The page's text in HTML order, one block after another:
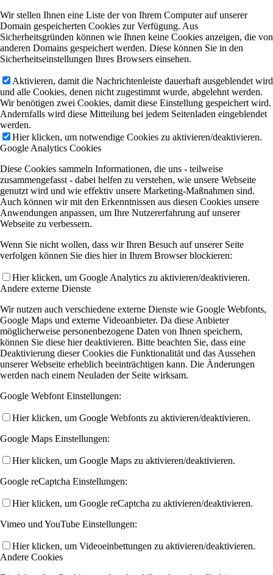
Wir stellen Ihnen eine Liste der von Ihrem Computer auf unserer
Domain gespeicherten Cookies zur Verfügung. Aus
Sicherheitsgründen können wie Ihnen keine Cookies anzeigen, die von
anderen Domains gespeichert werden. Diese können Sie in den
Sicherheitseinstellungen Ihres Browsers einsehen.
Aktivieren, damit die Nachrichtenleiste dauerhaft ausgeblendet wird
und alle Cookies, denen nicht zugestimmt wurde, abgelehnt werden.
Wir benötigen zwei Cookies, damit diese Einstellung gespeichert wird.
Andernfalls wird diese Mitteilung bei jedem Seitenladen eingeblendet
werden.
Hier klicken, um notwendige Cookies zu aktivieren/deaktivieren.
Google Analytics Cookies
Diese Cookies sammeln Informationen, die uns - teilweise
zusammengefasst - dabei helfen zu verstehen, wie unsere Webseite
genutzt wird und wie effektiv unsere Marketing-Maßnahmen sind.
Auch können wir mit den Erkenntnissen aus diesen Cookies unsere
Anwendungen anpassen, um Ihre Nutzererfahrung auf unserer
Webseite zu verbessern.
Wenn Sie nicht wollen, dass wir Ihren Besuch auf unserer Seite
verfolgen können Sie dies hier in Ihrem Browser blockieren:
Hier klicken, um Google Analytics zu aktivieren/deaktivieren.
Andere externe Dienste
Wir nutzen auch verschiedene externe Dienste wie Google Webfonts,
Google Maps und externe Videoanbieter. Da diese Anbieter
möglicherweise personenbezogene Daten von Ihnen speichern,
können Sie diese hier deaktivieren. Bitte beachten Sie, dass eine
Deaktivierung dieser Cookies die Funktionalität und das Aussehen
unserer Webseite erheblich beeinträchtigen kann. Die Änderungen
werden nach einem Neuladen der Seite wirksam.
Google Webfont Einstellungen:
Hier klicken, um Google Webfonts zu aktivieren/deaktivieren.
Google Maps Einstellungen:
Hier klicken, um Google Maps zu aktivieren/deaktivieren.
Google reCaptcha Einstellungen:
Hier klicken, um Google reCaptcha zu aktivieren/deaktivieren.
Vimeo und YouTube Einstellungen:
Hier klicken, um Videoeinbettungen zu aktivieren/deaktivieren.
Andere Cookies